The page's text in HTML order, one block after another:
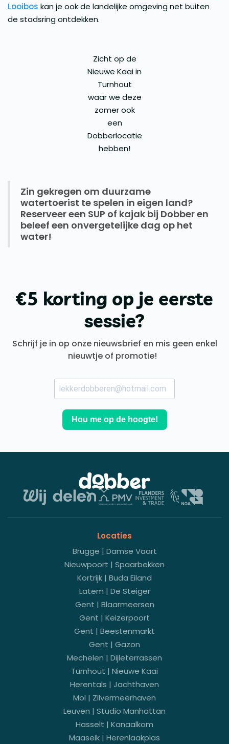
Looibos kan je ook de landelijke omgeving net buiten
de stadsring ontdekken.
Zicht op de
Nieuwe Kaai in
Turnhout
waar we deze
zomer ook
een
Dobberlocatie
hebben!
Zin gekregen om duurzame
watertoerist te spelen in eigen land?
Reserveer een SUP of kajak bij Dobber en
beleef een onvergetelijke dag op het
water!
€5 korting op je eerste
sessie?
Schrijf je in op onze nieuwsbrief en mis geen enkel
nieuwtje of promotie!
Hou me op de hoogte!
Locaties
Brugge | Damse Vaart
Nieuwpoort | Spaarbekken
Kortrijk | Buda Eiland
Latem | De Steiger
Gent | Blaarmeersen
Gent | Keizerpoort
Gent | Beestenmarkt
Gent | Gazon
Mechelen | Dijleterrassen
Turnhout | Nieuwe Kaai
Herentals | Jachthaven
Mol | Zilvermeerhaven
Leuven | Studio Manhattan
Hasselt | Kanaalkom
Maaseik | Herenlaakplas